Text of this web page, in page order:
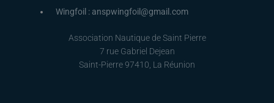
Wingfoil : anspwingfoil@gmail.com
Association Nautique de Saint Pierre
7 rue Gabriel Dejean
Saint-Pierre 97410, La Réunion